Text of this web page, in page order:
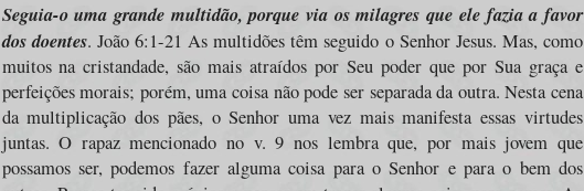
Seguia-o uma grande multidão, porque via os milagres que ele fazia a favor
dos doentes. João 6:1-21 As multidões têm seguido o Senhor Jesus. Mas, como
muitos na cristandade, são mais atraídos por Seu poder que por Sua graça e
perfeições morais; porém, uma coisa não pode ser separada da outra. Nesta cena
da multiplicação dos pães, o Senhor uma vez mais manifesta essas virtudes
juntas. O rapaz mencionado no v. 9 nos lembra que, por mais jovem que
possamos ser, podemos fazer alguma coisa para o Senhor e para o bem dos